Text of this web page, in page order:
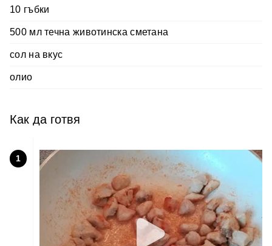
10 гъбки
500 мл течна животинска сметана
сол на вкус
олио
Как да готвя
1